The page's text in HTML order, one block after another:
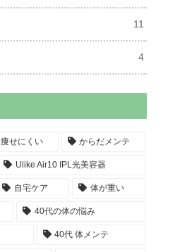
11
4
痩せにくい からだメンテ
Ulike Air10 IPL光美容器
自宅ケア 体が重い
40代の体の悩み
40代 体メンテ